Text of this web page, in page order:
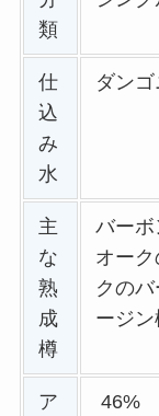
類
仕
込
み
水
ダンゴ
主
な
熟
成
樽
バーボ
オー
クの
ージン
ア
46%